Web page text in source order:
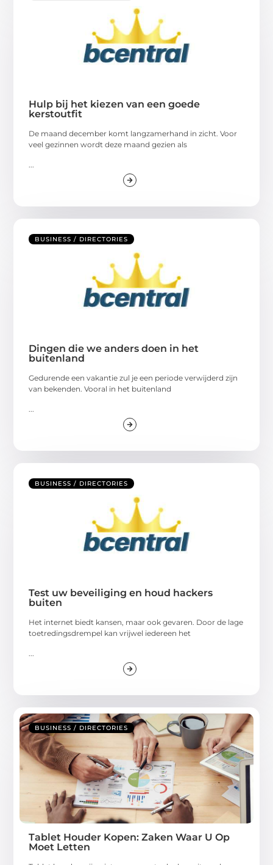
Hulp bij het kiezen van een goede
kerstoutfit
De maand december komt langzamerhand in zicht. Voor
veel gezinnen wordt deze maand gezien als
BUSINESS / DIRECTORIES
Dingen die we anders doen in het
buitenland
Gedurende een vakantie zul je een periode verwijderd zijn
van bekenden. Vooral in het buitenland
BUSINESS / DIRECTORIES
Test uw beveiliging en houd hackers
buiten
Het internet biedt kansen, maar ook gevaren. Door de lage
toetredingsdrempel kan vrijwel iedereen het
BUSINESS / DIRECTORIES
Tablet Houder Kopen: Zaken Waar U Op
Moet Letten